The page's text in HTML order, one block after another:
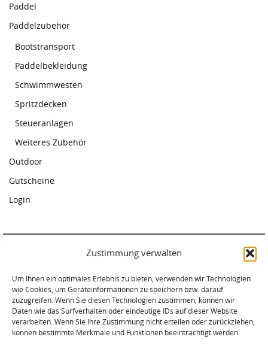
Zustimmung verwalten
Um Ihnen ein optimales Erlebnis zu bieten, verwenden wir Technologien
wie Cookies, um Geräteinformationen zu speichern bzw. darauf
zuzugreifen. Wenn Sie diesen Technologien zustimmen, können wir
Daten wie das Surfverhalten oder eindeutige IDs auf dieser Website
verarbeiten. Wenn Sie Ihre Zustimmung nicht erteilen oder zurückziehen,
können bestimmte Merkmale und Funktionen beeinträchtigt werden.
Paddel
Paddelzubehör
Bootstransport
Paddelbekleidung
Schwimmwesten
Spritzdecken
Steueranlagen
Weiteres Zubehör
Outdoor
Gutscheine
Login
Am Warnowufer 59
18057 Rostock
Tel. 0381-2034620